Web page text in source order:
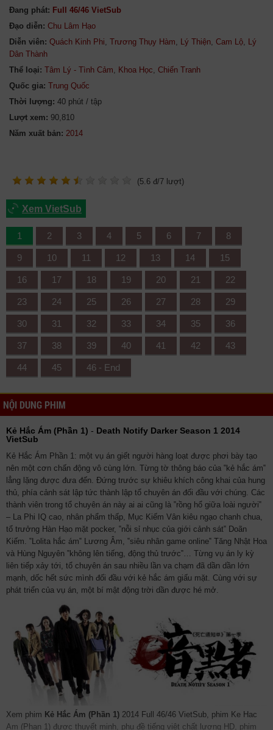
Đang phát: Full 46/46 VietSub
Đạo diễn: Chu Lâm Hạo
Diễn viên: Quách Kinh Phi, Trương Thụy Hàm, Lý Thiện, Cam Lộ, Lý
Dân Thành
Thể loại: Tâm Lý - Tình Cảm, Khoa Học, Chiến Tranh
Quốc gia: Trung Quốc
Thời lượng: 40 phút / tập
Lượt xem: 90,810
Năm xuất bản:
(5.6 đ/7 lượt)
Xem VietSub
1 2 3 4 5 6 7 8
9 10 11 12 13 14 15
16 17 18 19 20 21 22
23 24 25 26 27 28 29
30 31 32 33 34 35 36
37 38 39 40 41 42 43
44 45 46 - End
NỘI DUNG PHIM
Kẻ Hắc Ám (Phần 1) - Death Notify Darker Season 1 2014
VietSub
Kẻ Hắc Ám Phần 1: một vụ án giết người hàng loạt được phơi bày tạo
nên một cơn chấn động vô cùng lớn. Từng tờ thông báo của ‟kẻ hắc ám‟
lẳng lặng được đưa đến. Đứng trước sự khiêu khích công khai của hung
thủ, phía cảnh sát lập tức thành lập tổ chuyên án đối đầu với chúng. Các
thành viên trong tổ chuyên án này ai ai cũng là ‟rồng hổ giữa loài người‟
– La Phi IQ cao, nhân phẩm thấp, Mục Kiếm Vân kiêu ngạo chanh chua,
tổ trưởng Hàn Hạo mặt pocker, ‟nỗi sỉ nhục của giới cảnh sát‟ Doãn
Kiếm. ‟Lolita hắc ám‟ Lương Âm, ‟siêu nhân game online‟ Tăng Nhật Hoa
và Hùng Nguyên ‟không lên tiếng, động thủ trước‟… Từng vụ án ly kỳ
liên tiếp xảy tới, tổ chuyên án sau nhiều lần va chạm đã dần dần lớn
mạnh, dốc hết sức mình đối đầu với kẻ hắc ám giấu mặt. Cùng với sự
phát triển của vụ án, một bí mật động trời dần được hé mở.
Xem phim Kẻ Hắc Ám (Phần 1) 2014 Full 46/46 VietSub, phim Ke Hac
Am (Phan 1) được thuyết minh, phụ đề tiếng việt chất lượng HD, phim